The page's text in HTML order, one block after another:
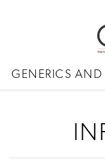
GENERICS AND